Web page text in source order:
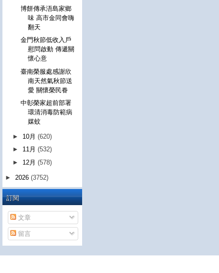
博餅傳承浯島家鄉
味 高市金同會嗨
翻天
金門秋節低收入戶
慰問啟動 傳遞關
懷心意
臺南榮服處感謝欣
南天然氣秋節送
愛 關懷榮民眷
中彰榮家超前部署
環清消毒防範病
媒蚊
► 10月(620)
► 11月(532)
► 12月(578)
► 2026 (3752)
訂閱
文章
留言